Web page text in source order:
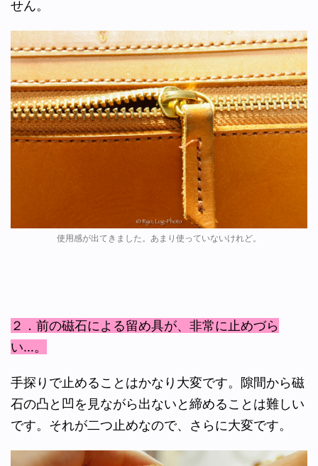
せん。
使用感が出てきました。あまり使っていないけれど。
２．前の磁石による留め具が、非常に止めづら
い…。
手探りで止めることはかなり大変です。隙間から磁
石の凸と凹を見ながら出ないと締めることは難しい
です。それが二つ止めなので、さらに大変です。